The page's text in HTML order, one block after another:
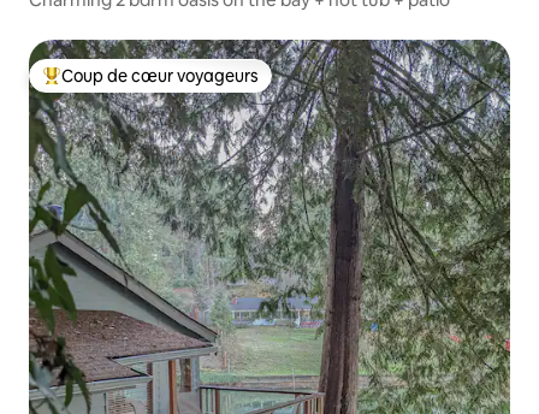
Coups de cœur voyageurs les plus appréciés
Coup de cœur voyageurs